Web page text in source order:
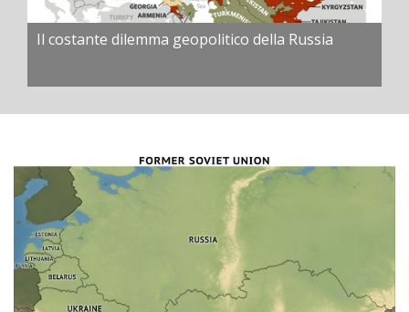
Il costante dilemma geopolitico della Russia